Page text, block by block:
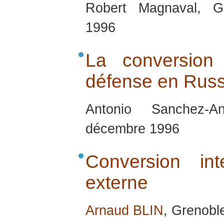
Robert Magnaval,
1996
La
défense en
Antonio Sanchez-
décembre 1996
Conversion
externe
Arnaud BLIN,